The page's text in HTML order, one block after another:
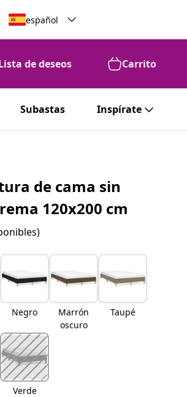
español
de deseos Carrito
Subastas Inspírate
de cama sin
120x200 cm
Negro
Marrón
oscuro
Taupé
Verde